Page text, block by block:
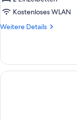
smoking
Kostenloses WLAN
Weitere Details
Weitere
twin
room
Non